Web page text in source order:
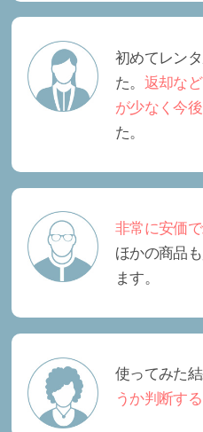
初めてレン
た。 返却な
が少なく今
た。
非常に安価で
ほかの商品
ます。
使ってみた結
うか判断す